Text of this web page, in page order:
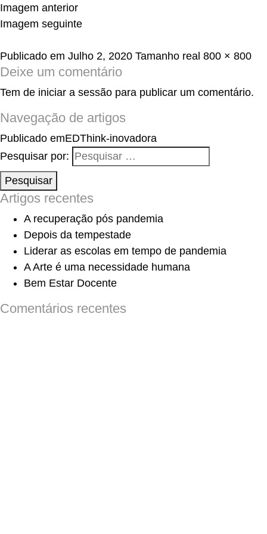
Imagem anterior
Imagem seguinte
Publicado em Julho 2, 2020 Tamanho real 800 × 800
Deixe um comentário
Tem de iniciar a sessão para publicar um comentário.
Navegação de artigos
Publicado emEDThink-inovadora
Pesquisar por:
Pesquisar
Artigos recentes
A recuperação pós pandemia
Depois da tempestade
Liderar as escolas em tempo de pandemia
A Arte é uma necessidade humana
Bem Estar Docente
Comentários recentes